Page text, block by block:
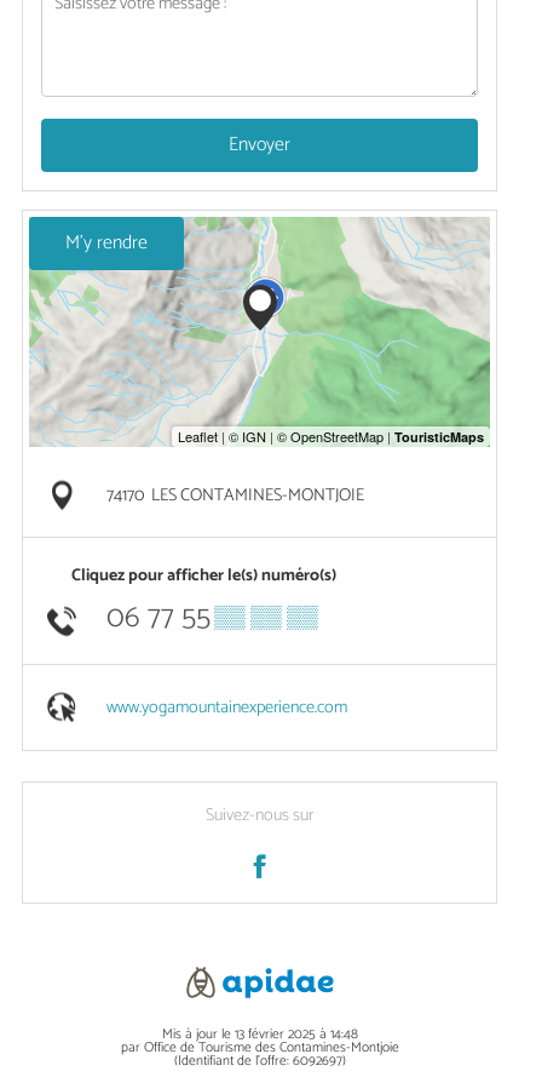
Envoyer
M'y rendre
74170 LES CONTAMINES-MONTJOIE
Cliquez pour afficher le(s) numéro(s)
06 77 55▒▒ ▒▒ ▒▒
www.yogamountainexperience.com
Suivez-nous sur
Mis à jour le 13 février 2025 à 14:48
par Office de Tourisme des Contamines-Montjoie
(Identifiant de l'offre:6092697)